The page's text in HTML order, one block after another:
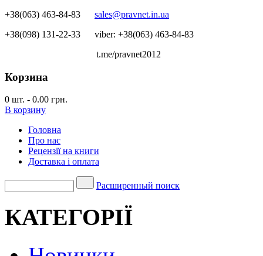
+38(063) 463-84-83 sales@pravnet.in.ua
+38(098) 131-22-33 viber: +38(063) 463-84-83
t.me/pravnet2012
Корзина
0 шт. - 0.00 грн.
В корзину
Головна
Про нас
Рецензії на книги
Доставка і оплата
Расширенный поиск
КАТЕГОРІЇ